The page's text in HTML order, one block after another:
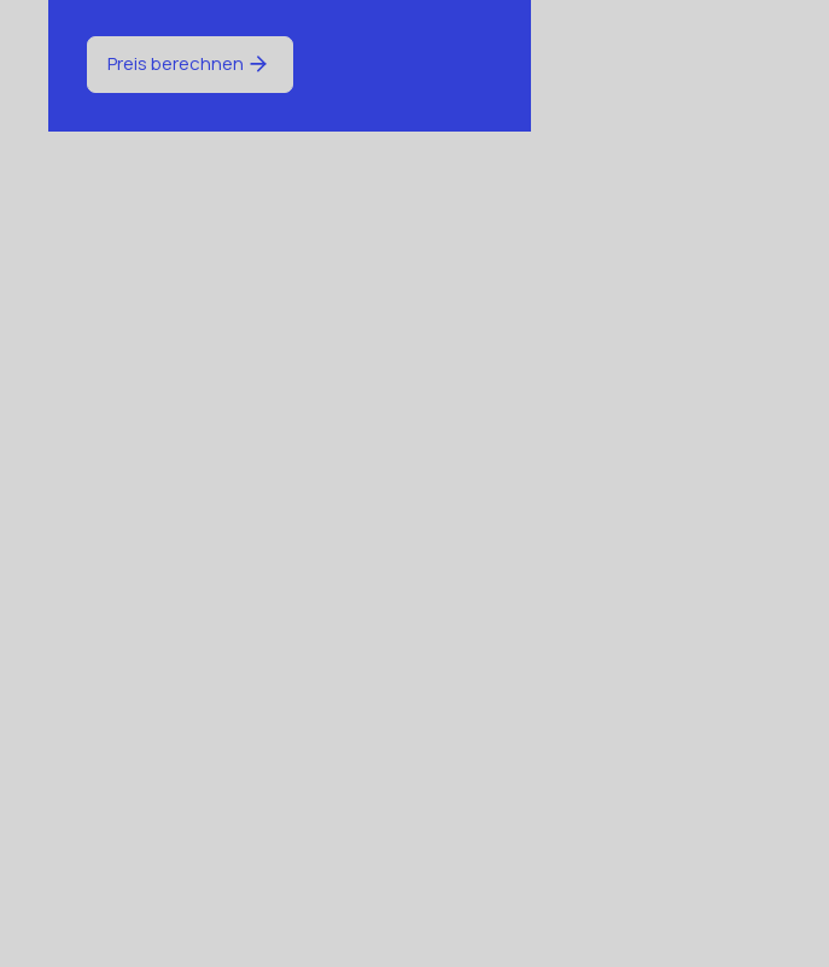
Preis berechnen